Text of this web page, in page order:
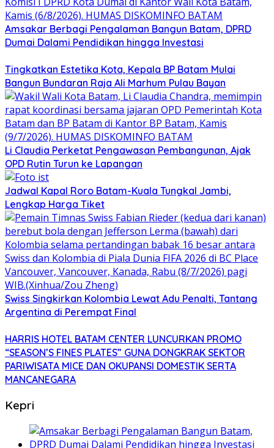
Amsakar Berbagi Pengalaman Bangun Batam, DPRD
Dumai Dalami Pendidikan hingga Investasi
Tingkatkan Estetika Kota, Kepala BP Batam Mulai
Bangun Bundaran Raja Ali Marhum Pulau Bayan
Li Claudia Perketat Pengawasan Pembangunan, Ajak
OPD Rutin Turun ke Lapangan
Jadwal Kapal Roro Batam-Kuala Tungkal Jambi,
Lengkap Harga Tiket
Swiss Singkirkan Kolombia Lewat Adu Penalti, Tantang
Argentina di Perempat Final
HARRIS HOTEL BATAM CENTER LUNCURKAN PROMO
“SEASON’S FINES PLATES” GUNA DONGKRAK SEKTOR
PARIWISATA MICE DAN OKUPANSI DOMESTIK SERTA
MANCANEGARA
Kepri